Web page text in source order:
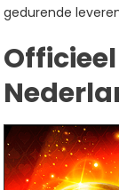
gedurende